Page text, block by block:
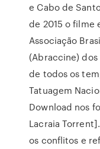
e Cabo de
de 2015 o filme
Associação
(Abraccine)
de todos os
Tatuagem
Download nos
Lacraia
os conflitos e